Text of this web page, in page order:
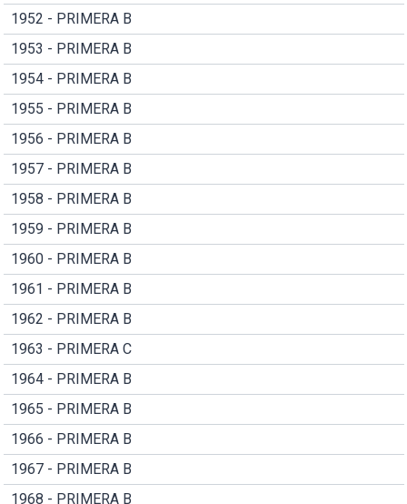
1952 - PRIMERA B
1953 - PRIMERA B
1954 - PRIMERA B
1955 - PRIMERA B
1956 - PRIMERA B
1957 - PRIMERA B
1958 - PRIMERA B
1959 - PRIMERA B
1960 - PRIMERA B
1961 - PRIMERA B
1962 - PRIMERA B
1963 - PRIMERA C
1964 - PRIMERA B
1965 - PRIMERA B
1966 - PRIMERA B
1967 - PRIMERA B
1968 - PRIMERA B